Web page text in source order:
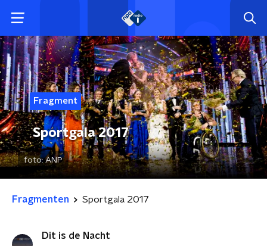
Fragment
Sportgala 2017
foto:ANP
Fragmenten Sportgala 2017
Dit is de Nacht